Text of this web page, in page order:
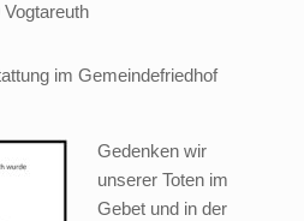
im Gemeindefriedhof
Gedenken wir
unserer Toten im
Gebet und in der